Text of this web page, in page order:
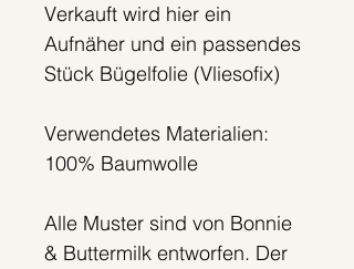
Verkauft wird hier ein
Aufnäher und ein passendes
Stück Bügelfolie (Vliesofix)
Verwendetes Materialien:
100% Baumwolle
Alle Muster sind von Bonnie
& Buttermilk entworfen. Der